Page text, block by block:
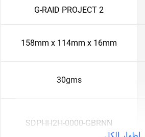
G-RAID PROJECT 2
158mm x 114mm x 16mm
30gms
SDPHH2H-0000-GBRNN